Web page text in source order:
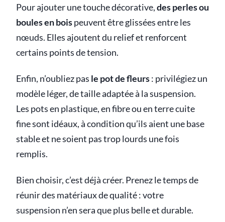
Pour ajouter une touche décorative,des perles ou
boules en boispeuvent être glissées entre les
nœuds. Elles ajoutent du relief et renforcent
certains points de tension.
Enfin, n’oubliez pas le pot de fleurs: privilégiez un
modèle léger, de taille adaptée à la suspension.
Les pots en plastique, en fibre ou en terre cuite
fine sont idéaux, à condition qu’ils aient une base
stable et ne soient pas trop lourds une fois
remplis.
Bien choisir, c’est déjà créer. Prenez le temps de
réunir des matériaux de qualité : votre
suspension n’en sera que plus belle et durable.